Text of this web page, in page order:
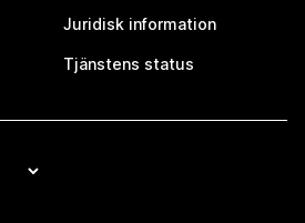
Juridisk information
Tjänstens status